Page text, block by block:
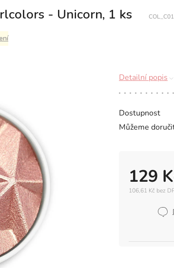
- Unicorn, 1 ks
Dostupnost
Můžeme
129
106,61 Kč bez
Detailní popis